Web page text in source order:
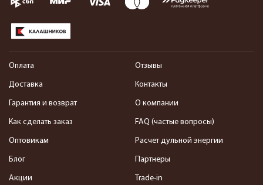
Оплата
Доставка
Гарантия и возврат
Как сделать заказ
Оптовикам
Блог
Акции
Отзывы
Контакты
О компании
FAQ (частые вопросы)
Расчет дульной энергии
Партнеры
Trade-in